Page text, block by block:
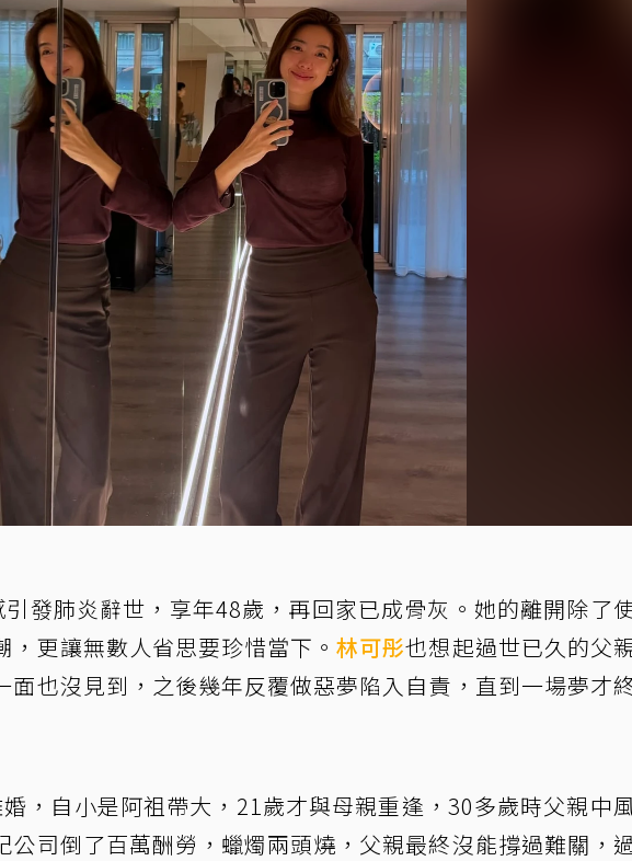
引發肺炎辭世，享年48歲，再回家已成骨灰。她的離開除了
，更讓無數人省思要珍惜當下。林可彤也想起過世已久的父
面也沒見到，之後幾年反覆做惡夢陷入自責，直到一場夢才
，自小是阿祖帶大，21歲才與母親重逢，30多歲時父親中
公司倒了百萬酬勞，蠟燭兩頭燒，父親最終沒能撐過難關，